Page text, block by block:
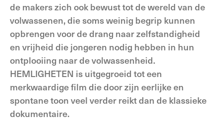
de makers zich ook bewust tot de wereld van de
volwassenen, die soms weinig begrip kunnen
opbrengen voor de drang naar zelfstandigheid
en vrijheid die jongeren nodig hebben in hun
ontplooiing naar de volwassenheid.
HEMLIGHETEN is uitgegroeid tot een
merkwaardige film die door zijn eerlijke en
spontane toon veel verder reikt dan de klassieke
dokumentaire.